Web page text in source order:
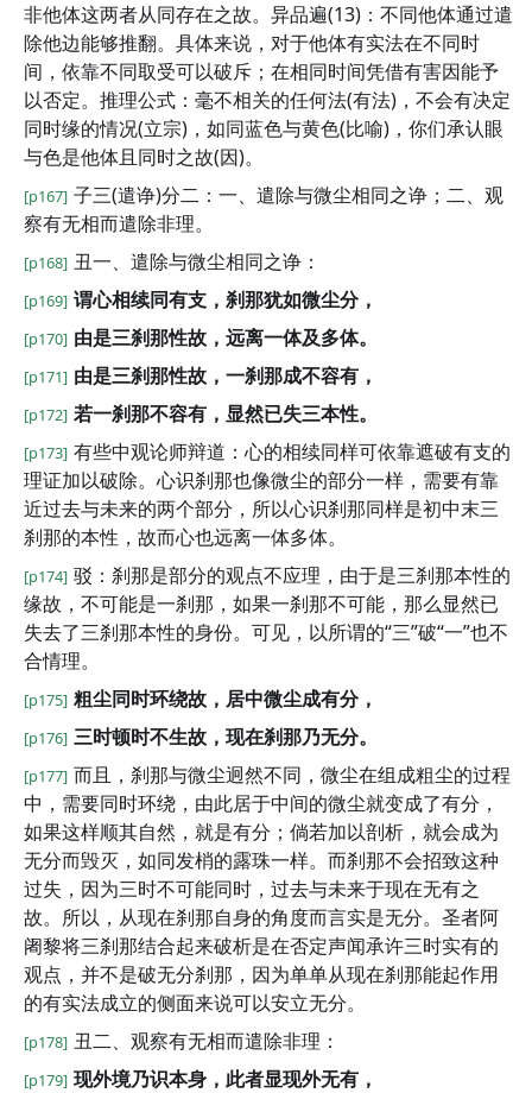
非他体这两者从同存在之故。异品遍(13)：不同他体通过遣
除他边能够推翻。具体来说，对于他体有实法在不同时
间，依靠不同取受可以破斥；在相同时间凭借有害因能予
以否定。推理公式：毫不相关的任何法(有法)，不会有决定
同时缘的情况(立宗)，如同蓝色与黄色(比喻)，你们承认眼
与色是他体且同时之故(因)。
[p167] 子三(遣诤)分二：一、遣除与微尘相同之诤；二、观
察有无相而遣除非理。
[p168] 丑一、遣除与微尘相同之诤：
[p169] 谓心相续同有支，刹那犹如微尘分，
[p170] 由是三刹那性故，远离一体及多体。
[p171] 由是三刹那性故，一刹那成不容有，
[p172] 若一刹那不容有，显然已失三本性。
[p173] 有些中观论师辩道：心的相续同样可依靠遮破有支的
理证加以破除。心识刹那也像微尘的部分一样，需要有靠
近过去与未来的两个部分，所以心识刹那同样是初中末三
刹那的本性，故而心也远离一体多体。
[p174] 驳：刹那是部分的观点不应理，由于是三刹那本性的
缘故，不可能是一刹那，如果一刹那不可能，那么显然已
失去了三刹那本性的身份。可见，以所谓的“三”破“一”也不
合情理。
[p175] 粗尘同时环绕故，居中微尘成有分，
[p176] 三时顿时不生故，现在刹那乃无分。
[p177] 而且，刹那与微尘迥然不同，微尘在组成粗尘的过程
中，需要同时环绕，由此居于中间的微尘就变成了有分，
如果这样顺其自然，就是有分；倘若加以剖析，就会成为
无分而毁灭，如同发梢的露珠一样。而刹那不会招致这种
过失，因为三时不可能同时，过去与未来于现在无有之
故。所以，从现在刹那自身的角度而言实是无分。圣者阿
阇黎将三刹那结合起来破析是在否定声闻承许三时实有的
观点，并不是破无分刹那，因为单单从现在刹那能起作用
的有实法成立的侧面来说可以安立无分。
[p178] 丑二、观察有无相而遣除非理：
[p179] 现外境乃识本身，此者显现外无有，